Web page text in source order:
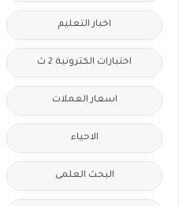
اخبار التعليم
اختبارات الكترونية 2 ث
اسعار العملات
الاحياء
البحث العلمى